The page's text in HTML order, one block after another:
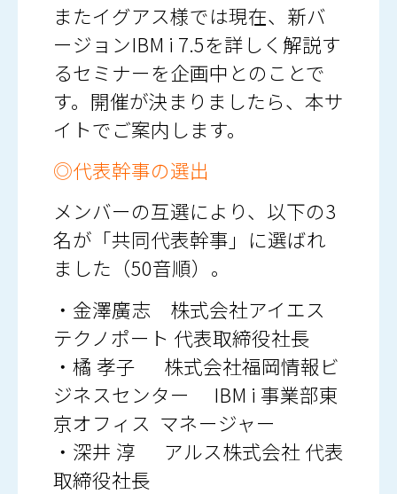
またイグアス様では現在、新バ
ージョンIBM i 7.5を詳しく解説す
るセミナーを企画中とのことで
す。開催が決まりましたら、本サ
イトでご案内します。
◎代表幹事の選出
メンバーの互選により、以下の3
名が「共同代表幹事」に選ばれ
ました（50音順）。
・金澤廣志 株式会社アイエス
テクノポート 代表取締役社長
・橘 孝子 株式会社福岡情報ビ
ジネスセンター IBM i 事業部東
京オフィス マネージャー
・深井 淳 アルス株式会社 代表
取締役社長